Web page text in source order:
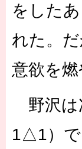
をした
れた。
意欲を燃
野沢は
1△1）で